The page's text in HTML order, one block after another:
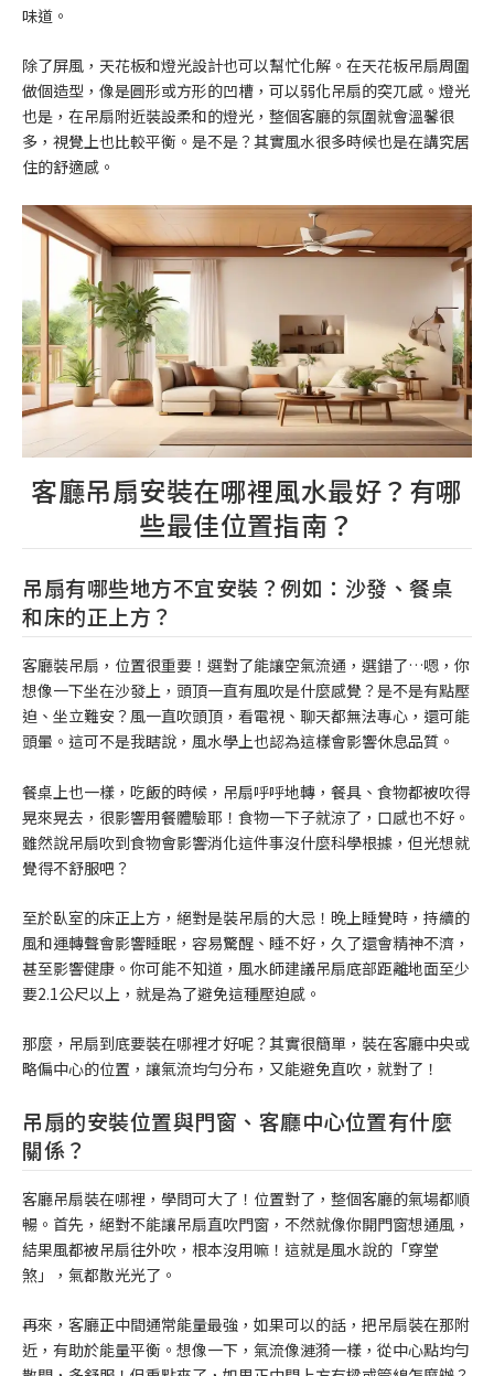
味道。
除了屏風，天花板和燈光設計也可以幫忙化解。在天花板吊扇周圍
做個造型，像是圓形或方形的凹槽，可以弱化吊扇的突兀感。燈光
也是，在吊扇附近裝設柔和的燈光，整個客廳的氛圍就會溫馨很
多，視覺上也比較平衡。是不是？其實風水很多時候也是在講究居
住的舒適感。
客廳吊扇安裝在哪裡風水最好？有哪
些最佳位置指南？
吊扇有哪些地方不宜安裝？例如：沙發、餐桌
和床的正上方？
客廳裝吊扇，位置很重要！選對了能讓空氣流通，選錯了…嗯，你
想像一下坐在沙發上，頭頂一直有風吹是什麼感覺？是不是有點壓
迫、坐立難安？風一直吹頭頂，看電視、聊天都無法專心，還可能
頭暈。這可不是我瞎說，風水學上也認為這樣會影響休息品質。
餐桌上也一樣，吃飯的時候，吊扇呼呼地轉，餐具、食物都被吹得
晃來晃去，很影響用餐體驗耶！食物一下子就涼了，口感也不好。
雖然說吊扇吹到食物會影響消化這件事沒什麼科學根據，但光想就
覺得不舒服吧？
至於臥室的床正上方，絕對是裝吊扇的大忌！晚上睡覺時，持續的
風和運轉聲會影響睡眠，容易驚醒、睡不好，久了還會精神不濟，
甚至影響健康。你可能不知道，風水師建議吊扇底部距離地面至少
要2.1公尺以上，就是為了避免這種壓迫感。
那麼，吊扇到底要裝在哪裡才好呢？其實很簡單，裝在客廳中央或
略偏中心的位置，讓氣流均勻分布，又能避免直吹，就對了！
吊扇的安裝位置與門窗、客廳中心位置有什麼
關係？
客廳吊扇裝在哪裡，學問可大了！位置對了，整個客廳的氣場都順
暢。首先，絕對不能讓吊扇直吹門窗，不然就像你開門窗想通風，
結果風都被吊扇往外吹，根本沒用嘛！這就是風水說的「穿堂
煞」，氣都散光光了。
再來，客廳正中間通常能量最強，如果可以的話，把吊扇裝在那附
近，有助於能量平衡。想像一下，氣流像漣漪一樣，從中心點均勻